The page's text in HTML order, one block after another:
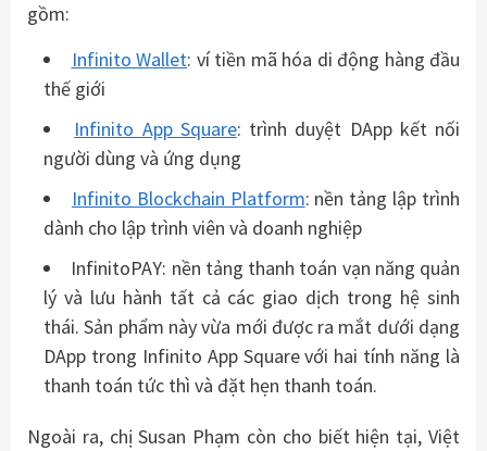
gồm:
Infinito Wallet: ví tiền mã hóa di động hàng đầu
thế giới
Infinito App Square: trình duyệt DApp kết nối
người dùng và ứng dụng
Infinito Blockchain Platform: nền tảng lập trình
dành cho lập trình viên và doanh nghiệp
InfinitoPAY: nền tảng thanh toán vạn năng quản
lý và lưu hành tất cả các giao dịch trong hệ sinh
thái. Sản phẩm này vừa mới được ra mắt dưới dạng
DApp trong Infinito App Square với hai tính năng là
thanh toán tức thì và đặt hẹn thanh toán.
Ngoài ra, chị Susan Phạm còn cho biết hiện tại, Việt